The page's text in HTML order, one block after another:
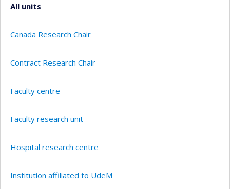
All units
Canada Research Chair
Contract Research Chair
Faculty centre
Faculty research unit
Hospital research centre
Institution affiliated to UdeM